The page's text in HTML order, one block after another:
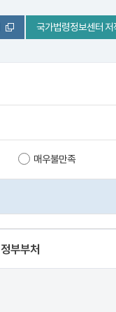
국가법령정보센터
매우불만족
정부부처